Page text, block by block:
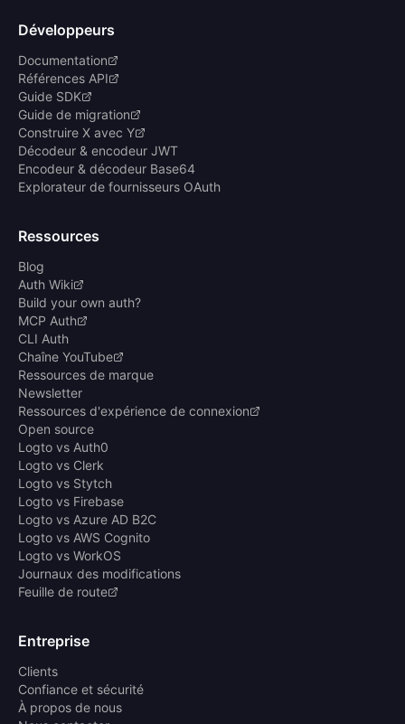
Développeurs
Documentation
Références API
Guide SDK
Guide de migration
Construire X avec Y
Décodeur & encodeur JWT
Encodeur & décodeur Base64
Explorateur de fournisseurs OAuth
Ressources
Blog
Auth Wiki
Build your own auth?
MCP Auth
CLI Auth
Chaîne YouTube
Ressources de marque
Newsletter
Ressources d'expérience de connexion
Open source
Logto vs Auth0
Logto vs Clerk
Logto vs Stytch
Logto vs Firebase
Logto vs Azure AD B2C
Logto vs AWS Cognito
Logto vs WorkOS
Journaux des modifications
Feuille de route
Entreprise
Clients
Confiance et sécurité
À propos de nous